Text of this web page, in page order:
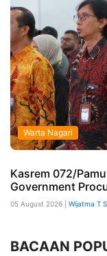
Warta Nagari
Kasrem 072/
Government
05 August 2026 | Wijatma T S
BACAAN